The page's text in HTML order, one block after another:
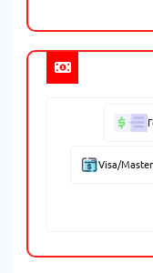
Visa/